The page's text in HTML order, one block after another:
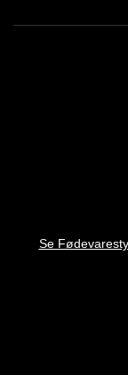
Se